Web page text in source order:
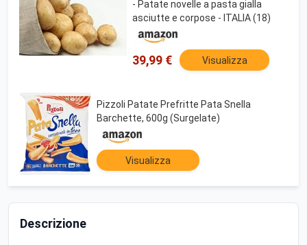
- Patate novelle a pasta gialla
asciutte e corpose - ITALIA (18)
39,99 € Visualizza
Pizzoli Patate Prefritte Pata Snella
Barchette, 600g (Surgelate)
Visualizza
Descrizione